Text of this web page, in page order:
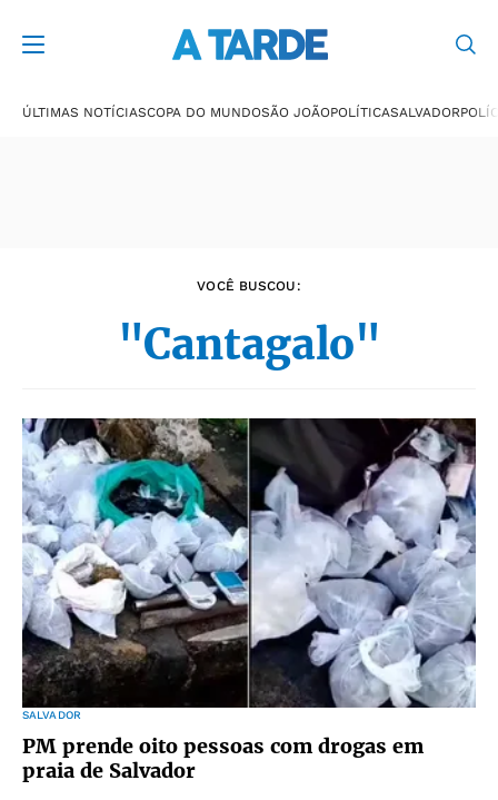
ÚLTIMAS NOTÍCIASCOPA DO MUNDOSÃO JOÃOPOLÍTICASALVADOR
VOCÊ BUSCOU:
"Cantagalo"
SALVADOR
PM prende oito pessoas com drogas em
praia de Salvador